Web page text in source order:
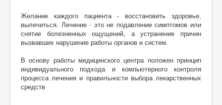
Желание каждого пациента - восстановить здоровье,
вылечиться. Лечение - это не подавление симптомов или
снятие болезненных ощущений, а устранение причин
вызвавших нарушение работы органов и систем.
В основу работы медицинского центра положен принцип
индивидуального подхода и компьютерного контроля
процесса лечения и правильности выбора лекарственных
средств